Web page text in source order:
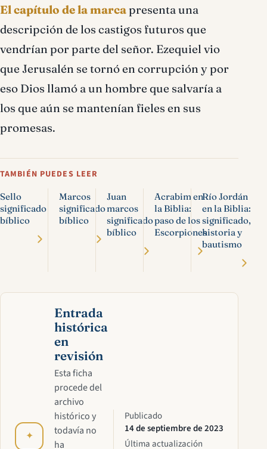
El capítulo de la marcapresenta una
descripción de los castigos futuros que
vendrían por parte del señor. Ezequiel vio
que Jerusalén se tornó en corrupción y por
eso Dios llamó a un hombre que salvaría a
los que aún se mantenían fieles en sus
promesas.
TAMBIÉN PUEDES LEER
Sello
significado
bíblico
Marcos
significado
bíblico
Juan
marcos
significado
bíblico
Acrabim en
la Biblia:
paso de los
Escorpiones
Río Jordán
en la Biblia:
significado,
historia y
bautismo
✦
Entrada
histórica
en
revisión
Esta ficha
procede del
archivo
histórico y
todavía no
ha
Publicado
14 de septiembre de 2023
Última actualización